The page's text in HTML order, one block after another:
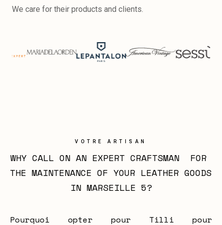
We care for their products and clients.
VOTRE ARTISAN
WHY CALL ON AN EXPERT CRAFTSMAN  FOR
THE MAINTENANCE OF YOUR LEATHER GOODS
IN MARSEILLE 5?
Pourquoi opter pour Tilli pour